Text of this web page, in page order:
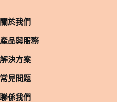
關於我們
產品與服務
解決方案
常見問题
聯係我們